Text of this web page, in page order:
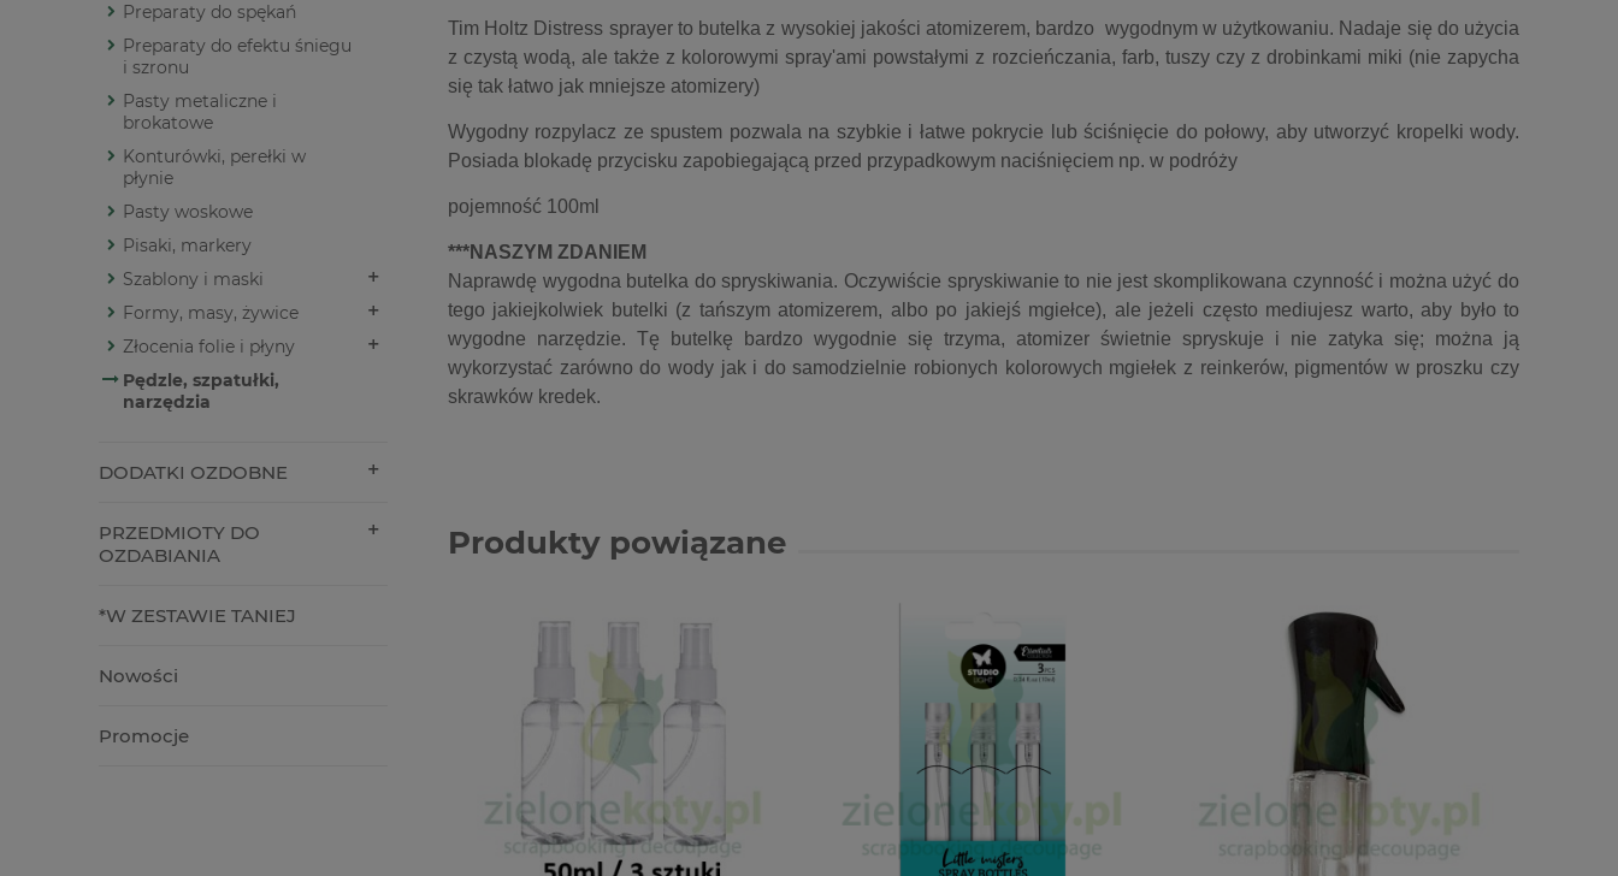
Preparaty do spękań
Preparaty do efektu śniegu
i szronu
Pasty metaliczne i
brokatowe
Konturówki, perełki w
płynie
Pasty woskowe
Pisaki, markery
Szablony i maski
Formy, masy, żywice
Złocenia folie i płyny
Pędzle, szpatułki,
narzędzia
DODATKI OZDOBNE
PRZEDMIOTY DO
OZDABIANIA
*W ZESTAWIE TANIEJ
Nowości
Promocje
Tim Holtz Distress sprayer to butelka z wysokiej jakości atomizerem, bardzo wygodnym w użytkowaniu. Nadaje się do użycia
z czystą wodą, ale także z kolorowymi spray'ami powstałymi z rozcieńczania, farb, tuszy czy z drobinkami miki (nie zapycha
się tak łatwo jak mniejsze atomizery)
Wygodny rozpylacz ze spustem pozwala na szybkie i łatwe pokrycie lub ściśnięcie do połowy, aby utworzyć kropelki wody.
Posiada blokadę przycisku zapobiegającą przed przypadkowym naciśnięciem np. w podróży
pojemność 100ml
***NASZYM ZDANIEM
Naprawdę wygodna butelka do spryskiwania. Oczywiście spryskiwanie to nie jest skomplikowana czynność i można użyć do
tego jakiejkolwiek butelki (z tańszym atomizerem, albo po jakiejś mgiełce), ale jeżeli często mediujesz warto, aby było to
wygodne narzędzie. Tę butelkę bardzo wygodnie się trzyma, atomizer świetnie spryskuje i nie zatyka się; można ją
wykorzystać zarówno do wody jak i do samodzielnie robionych kolorowych mgiełek z reinkerów, pigmentów w proszku czy
skrawków kredek.
Produkty powiązane